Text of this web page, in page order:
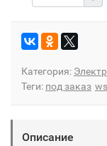
Категория:
Теги: под заказ
Описание